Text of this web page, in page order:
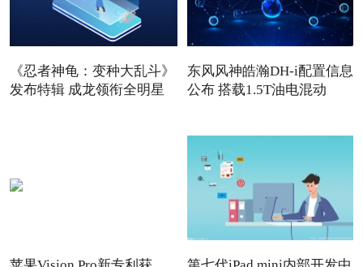
《忍者神龟：变种大乱斗》
发布特辑 成龙领衔全明星
东风风神皓瀚DH-i配置信息
公布 搭载1.5T油电混动